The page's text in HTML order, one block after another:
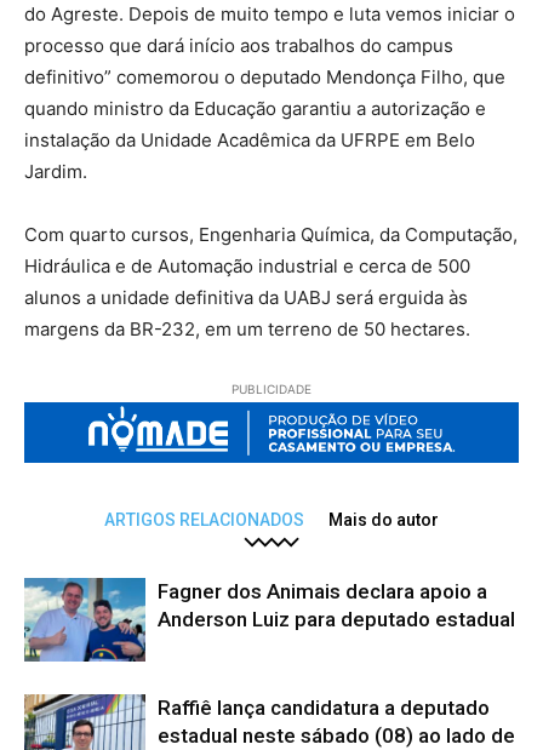
do Agreste. Depois de muito tempo e luta vemos iniciar o
processo que dará início aos trabalhos do campus
definitivo” comemorou o deputado Mendonça Filho, que
quando ministro da Educação garantiu a autorização e
instalação da Unidade Acadêmica da UFRPE em Belo
Jardim.
Com quarto cursos, Engenharia Química, da Computação,
Hidráulica e de Automação industrial e cerca de 500
alunos a unidade definitiva da UABJ será erguida às
margens da BR-232, em um terreno de 50 hectares.
PUBLICIDADE
ARTIGOS RELACIONADOS Mais do autor
Fagner dos Animais declara apoio a
Anderson Luiz para deputado estadual
Raffiê lança candidatura a deputado
estadual neste sábado (08) ao lado de